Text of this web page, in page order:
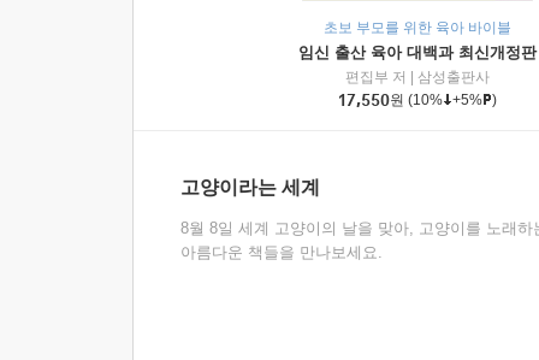
초보 부모를 위한 육아 바이블
임신 출산 육아 대백과 최신개정판
편집부 저
삼성출판사
17,550원 (10% +5% )
고양이라는 세계
8월 8일 세계 고양이의 날을 맞아, 고양이를 노래하
아름다운 책들을 만나보세요.